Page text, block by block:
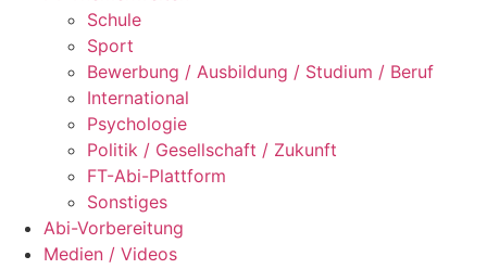
Schule
Sport
Bewerbung / Ausbildung / Studium / Beruf
International
Psychologie
Politik / Gesellschaft / Zukunft
FT-Abi-Plattform
Sonstiges
Abi-Vorbereitung
Medien / Videos